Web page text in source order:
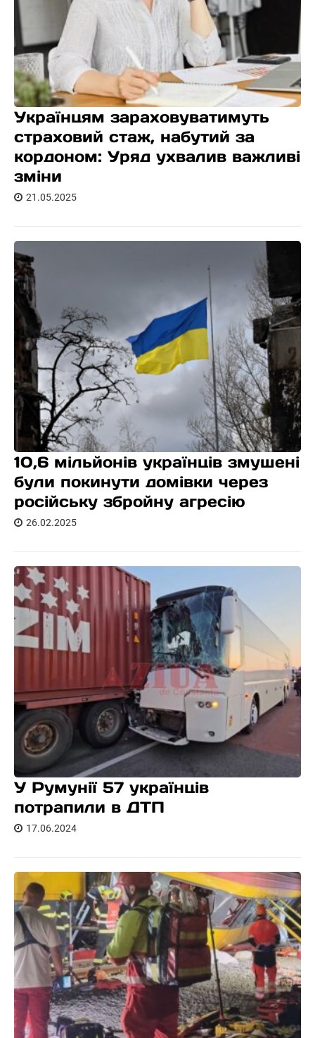
Українцям зараховуватимуть
страховий стаж, набутий за
кордоном: Уряд ухвалив важливі
зміни
21.05.2025
10,6 мільйонів українців змушені
були покинути домівки через
російську збройну агресію
26.02.2025
У Румунії 57 українців
потрапили в ДТП
17.06.2024